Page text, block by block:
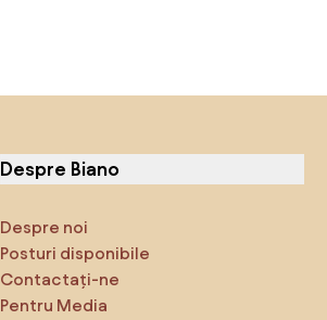
Despre Biano
Despre noi
Posturi disponibile
Contactați-ne
Pentru Media